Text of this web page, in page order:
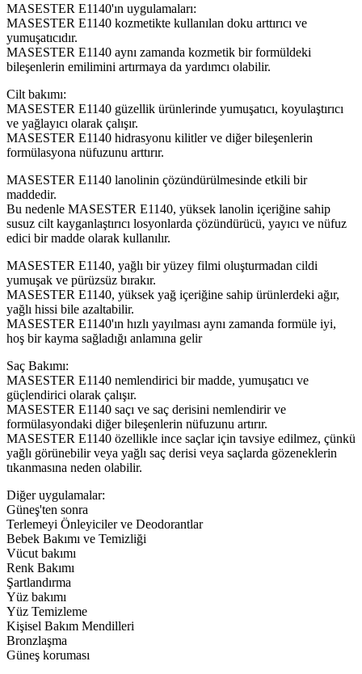
MASESTER E1140'ın uygulamaları:
MASESTER E1140 kozmetikte kullanılan doku arttırıcı ve
yumuşatıcıdır.
MASESTER E1140 aynı zamanda kozmetik bir formüldeki
bileşenlerin emilimini artırmaya da yardımcı olabilir.
Cilt bakımı:
MASESTER E1140 güzellik ürünlerinde yumuşatıcı, koyulaştırıcı
ve yağlayıcı olarak çalışır.
MASESTER E1140 hidrasyonu kilitler ve diğer bileşenlerin
formülasyona nüfuzunu arttırır.
MASESTER E1140 lanolinin çözündürülmesinde etkili bir
maddedir.
Bu nedenle MASESTER E1140, yüksek lanolin içeriğine sahip
susuz cilt kayganlaştırıcı losyonlarda çözündürücü, yayıcı ve nüfuz
edici bir madde olarak kullanılır.
MASESTER E1140, yağlı bir yüzey filmi oluşturmadan cildi
yumuşak ve pürüzsüz bırakır.
MASESTER E1140, yüksek yağ içeriğine sahip ürünlerdeki ağır,
yağlı hissi bile azaltabilir.
MASESTER E1140'ın hızlı yayılması aynı zamanda formüle iyi,
hoş bir kayma sağladığı anlamına gelir
Saç Bakımı:
MASESTER E1140 nemlendirici bir madde, yumuşatıcı ve
güçlendirici olarak çalışır.
MASESTER E1140 saçı ve saç derisini nemlendirir ve
formülasyondaki diğer bileşenlerin nüfuzunu artırır.
MASESTER E1140 özellikle ince saçlar için tavsiye edilmez, çünkü
yağlı görünebilir veya yağlı saç derisi veya saçlarda gözeneklerin
tıkanmasına neden olabilir.
Diğer uygulamalar:
Güneş'ten sonra
Terlemeyi Önleyiciler ve Deodorantlar
Bebek Bakımı ve Temizliği
Vücut bakımı
Renk Bakımı
Şartlandırma
Yüz bakımı
Yüz Temizleme
Kişisel Bakım Mendilleri
Bronzlaşma
Güneş koruması